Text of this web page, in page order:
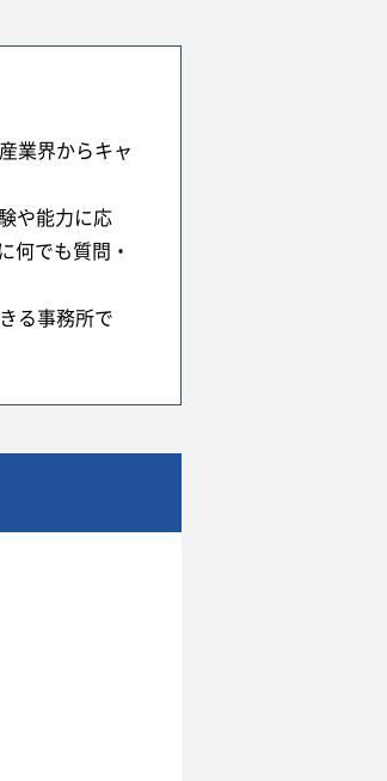
業界からキャ
や能力に応
何でも質問・
る事務所で